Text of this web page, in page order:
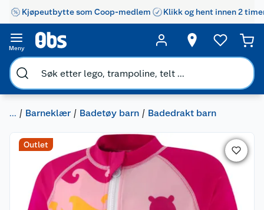
Kjøpeutbytte som Coop-medlem Klikk og hent innen 2
Meny
... Barneklær Badetøy barn Badedrakt barn
Outlet